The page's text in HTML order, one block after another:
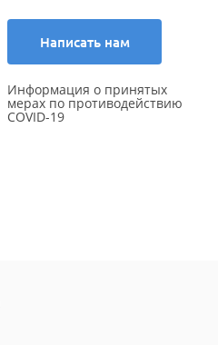
Написать нам
Информация о принятых
мерах по противодействию
COVID-19